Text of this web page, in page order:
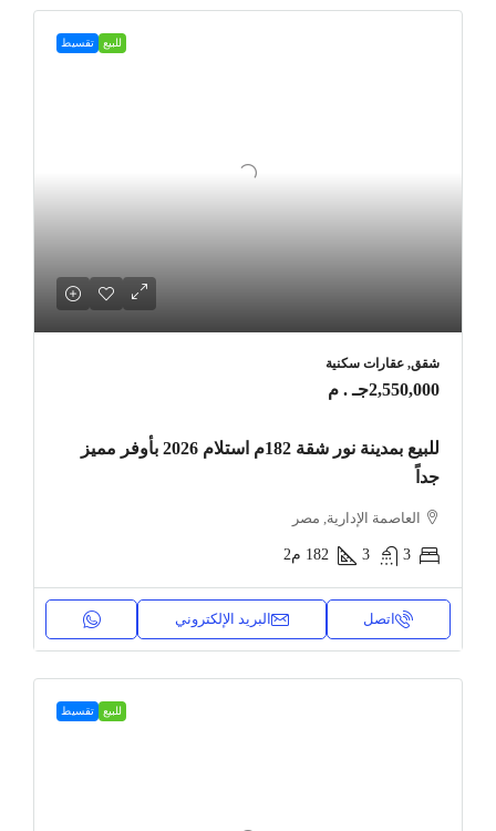
للبيع تقسيط
شقق, عقارات سكنية
2,550,000جـ . م
للبيع بمدينة نور شقة 182م استلام 2026 بأوفر مميز
جداً
العاصمة الإدارية, مصر
3
3
182 م2
اتصل البريد الإلكتروني
للبيع تقسيط